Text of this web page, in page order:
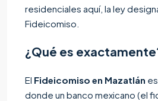
residenciales aquí, la ley
Fideicomiso.
¿Qué es
El Fideicomiso en Mazatlán
donde un banco mexicano (el